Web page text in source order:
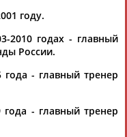
Александр
Ролан Гусев,
)
году.
2010 годах - главный
России.
- главный тренер
- главный тренер